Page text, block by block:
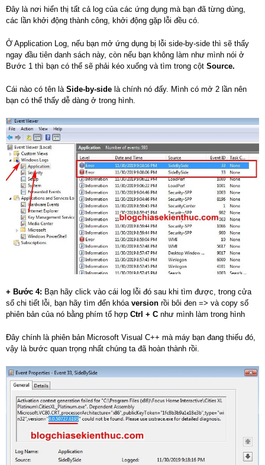
Đây là nơi hiển thị tất cả log của các ứng dụng mà bạn đã từng dùng,
các lần khởi động thành công, khởi động gặp lỗi đều có.
Ở Application Log, nếu bạn mở ứng dụng bị lỗi side-by-side thì sẽ thấy
ngay đầu tiên danh sách này, còn nếu bạn không làm như mình nói ở
Bước 1 thì bạn có thể sẽ phải kéo xuống và tìm trong cột Source.
Cái nào có tên là Side-by-side là chính nó đấy. Mình có mở 2 lần nên
bạn có thể thấy dễ dàng ở trong hình.
+ Bước 4: Bạn hãy click vào cái log lỗi đó sau khi tìm được, trong cửa
sổ chi tiết lỗi, bạn hãy tìm đến khóa version rồi bôi đen => và copy số
phiên bản của nó bằng phím tổ hợp Ctrl + C như mình làm trong hình
Đây chính là phiên bản Microsoft Visual C++ mà máy bạn đang thiếu đó,
vậy là bước quan trọng nhất chúng ta đã hoàn thành rồi.